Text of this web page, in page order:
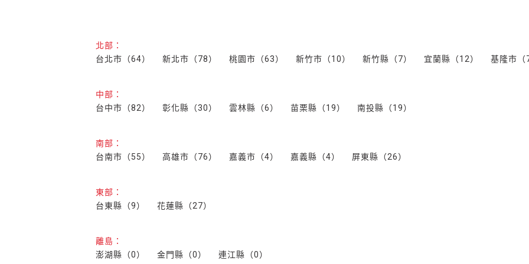
北部：
台北市（64） 新北市（78） 桃園市（63） 新竹市（10） 新竹縣（7） 宜蘭縣（12） 基隆市（
中部：
台中市（82） 彰化縣（30） 雲林縣（6） 苗栗縣（19） 南投縣（19）
南部：
台南市（55） 高雄市（76） 嘉義市（4） 嘉義縣（4） 屏東縣（26）
東部：
台東縣（9） 花蓮縣（27）
離島：
澎湖縣（0） 金門縣（0） 連江縣（0）